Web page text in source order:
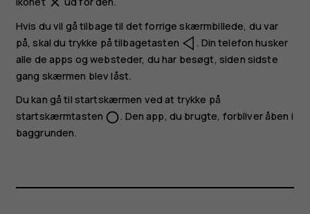
Hvis du vil gå tilbage til det forrige skærmbillede, du var
på, skal du trykke på tilbagetasten
. Din telefon husker
alle de apps og websteder, du har besøgt, siden sidste
gang skærmen blev låst.
Du kan gå til startskærmen ved at trykke på
startskærmtasten panorama_fish_eye. Den app, du brugte, forbliver åben i
baggrunden.